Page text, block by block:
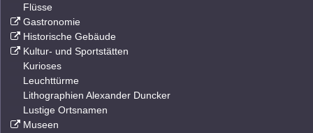
Flüsse
Gastronomie
Historische Gebäude
Kultur- und Sportstätten
Kurioses
Leuchttürme
Lithographien Alexander Duncker
Lustige Ortsnamen
Museen